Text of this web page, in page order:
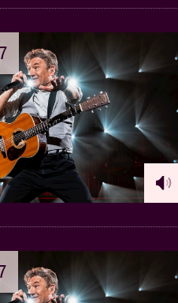
van Kapitein Winokio
& GASTEN: 20
u zich dit jaar
gasten uit, om samen met
groentjes kweken in zijn
Kom maar eens kijken,
de verrassende (muzikale)
en tiktok-fenomeen
heeft staan. Ook actrice/
Luggage, Over Water,
was als drummer te
& De Wespen en als